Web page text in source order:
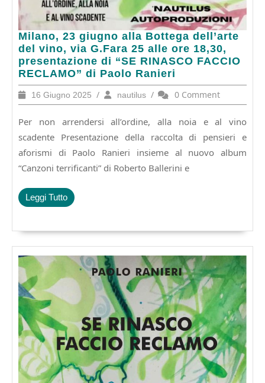
Milano, 23 giugno alla Bottega dell’arte
del vino, via G.Fara 25 alle ore 18,30,
presentazione di “SE RINASCO FACCIO
RECLAMO” di Paolo Ranieri
Milano,
23
giugno
alla
Bottega
dell’arte
vino,
via
G.Fara
25
alle
18,30,
presentazione
“SE
RINASCO
FACCIO
RECLAMO”
di
Paolo
Ranieri
16 Giugno 2025 16
Giugno
2025
/ nautilusnautilus
/ 0 Comment
Per non arrendersi all’ordine, alla noia e al vino
scadente Presentazione della raccolta di pensieri e
aforismi di Paolo Ranieri insieme al nuovo album
“Canzoni terrificanti” di Roberto Ballerini e
Leggi TuttoLeggi
Tutto